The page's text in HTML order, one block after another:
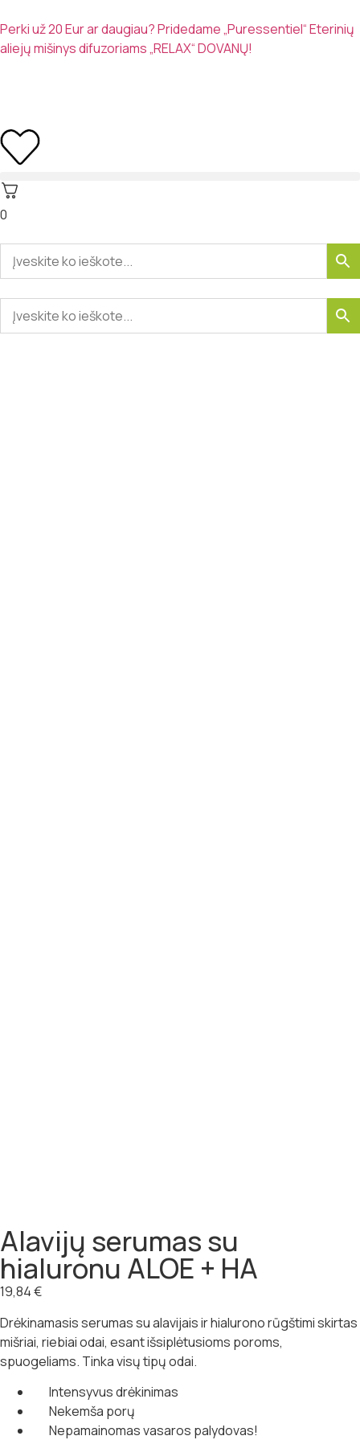
Perki už 20 Eur ar daugiau? Pridedame „Puressentiel“ Eterinių
aliejų mišinys difuzoriams „RELAX“ DOVANŲ!
0
Alavijų serumas su
hialuronu ALOE + HA
19,84€
Drėkinamasis serumas su alavijais ir hialurono rūgštimi skirtas
mišriai, riebiai odai, esant išsiplėtusioms poroms,
spuogeliams. Tinka visų tipų odai.
Intensyvus drėkinimas
Nekemša porų
Nepamainomas vasaros palydovas!